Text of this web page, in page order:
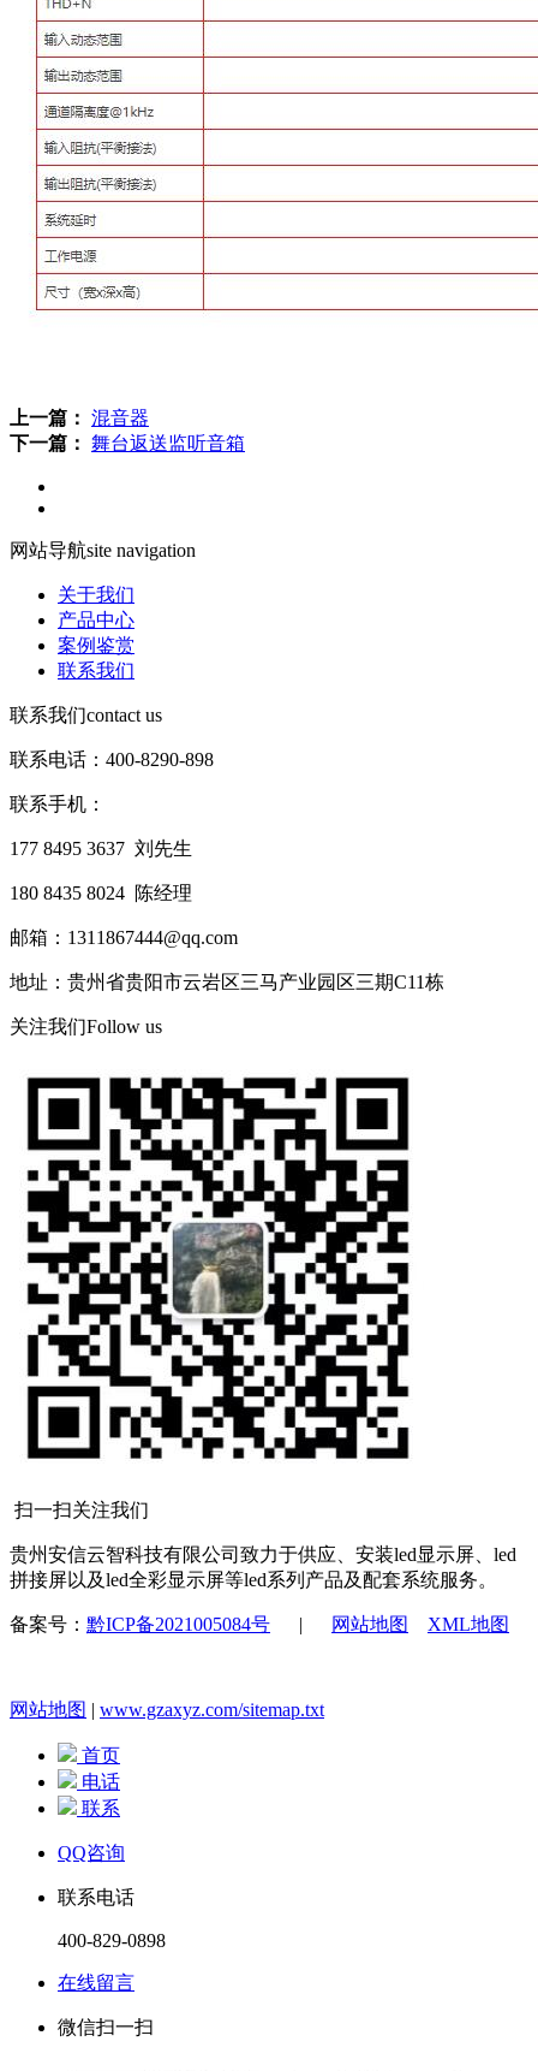
上一篇： 混音器
下一篇： 舞台返送监听音箱
网站导航site navigation
关于我们
产品中心
案例鉴赏
联系我们
联系我们contact us
联系电话：400-8290-898
联系手机：
177 8495 3637 刘先生
180 8435 8024 陈经理
邮箱：1311867444@qq.com
地址：贵州省贵阳市云岩区三马产业园区三期C11栋
关注我们Follow us
扫一扫关注我们
贵州安信云智科技有限公司致力于供应、安装led显示屏、led
拼接屏以及led全彩显示屏等led系列产品及配套系统服务。
备案号： 黔ICP备2021005084号 | 网站地图 XML地图
网站地图 | www.gzaxyz.com/sitemap.txt
首页
电话
联系
QQ咨询
联系电话
400-829-0898
在线留言
微信扫一扫